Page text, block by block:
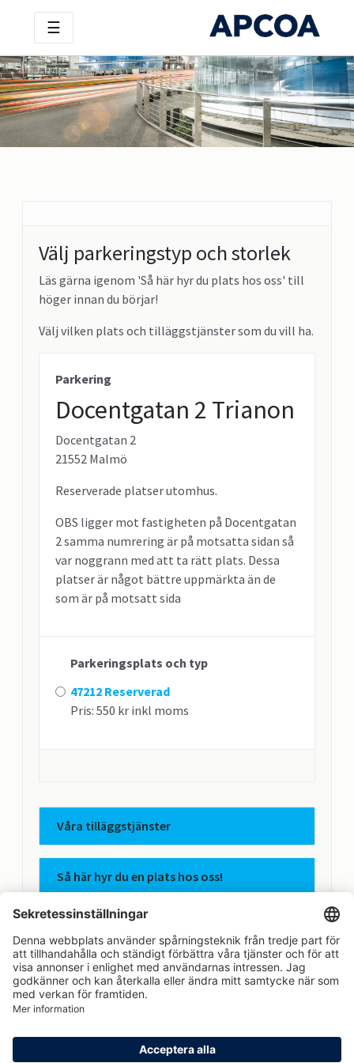
☰
Välj parkeringstyp och storlek
Läs gärna igenom 'Så här hyr du plats hos oss' till
höger innan du börjar!
Välj vilken plats och tilläggstjänster som du vill ha.
Parkering
Docentgatan 2 Trianon
Docentgatan 2
21552 Malmö
Reserverade platser utomhus.
OBS ligger mot fastigheten på Docentgatan
2 samma numrering är på motsatta sidan så
var noggrann med att ta rätt plats. Dessa
platser är något bättre uppmärkta än de
som är på motsatt sida
Parkeringsplats och typ
47212 Reserverad
Pris: 550 kr inkl moms
Våra tilläggstjänster
Så här hyr du en plats hos oss!
Apcoas integritetspolicy
Avtalsvillkor